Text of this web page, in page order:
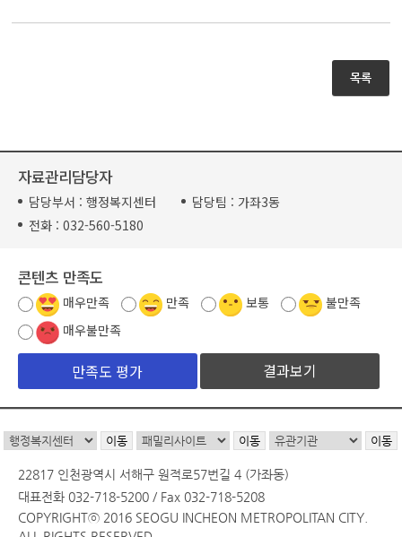
목록
자료관리담당자
담당부서 : 행정복지센터 담당팀 : 가좌3동
전화 : 032-560-5180
콘텐츠 만족도
매우만족 만족 보통
불만족
매우불만족
결과보기
22817 인천광역시 서해구 원적로57번길 4 (가좌동)
대표전화 032-718-5200 / Fax 032-718-5208
COPYRIGHTⓒ 2016 SEOGU INCHEON METROPOLITAN CITY.